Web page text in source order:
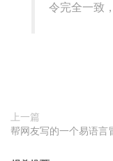
令完全一致
上一篇
帮网友写的一个易语言